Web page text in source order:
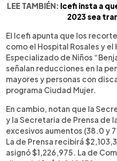
LEE TAMBIÉN: Icefi insta a
2023 sea
El Icefi apunta que los
como el Hospital Rosales y el
Especializado de Niños
señalan reducciones en la
mayores y personas con
programa Ciudad Mujer.
En cambio, notan que la
y la Secretaria de Prensa de
excesivos aumentos (38.0 y
La de Prensa recibirá
asignó $1,226,975. La de